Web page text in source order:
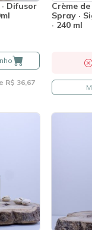
Difusor
R$ 36,67
Crème
Spray ·
· 240 ml